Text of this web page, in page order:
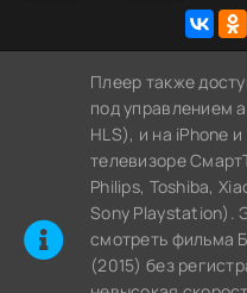
Плеер также
под управлением
HLS), и на iPhone
телевизоре
Philips, Toshiba,
Sony Playstation).
cмотреть фильма
(2015) без